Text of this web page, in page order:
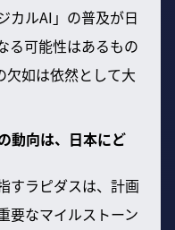
カルAI」の普及が日
る可能性はあるもの
欠如は依然として大
動向は、日本にど
すラピダスは、計画
要なマイルストーン